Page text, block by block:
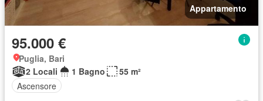
Appartamento
95.000 €
Puglia, Bari
2 Locali
1 Bagno
55 m²
Ascensore